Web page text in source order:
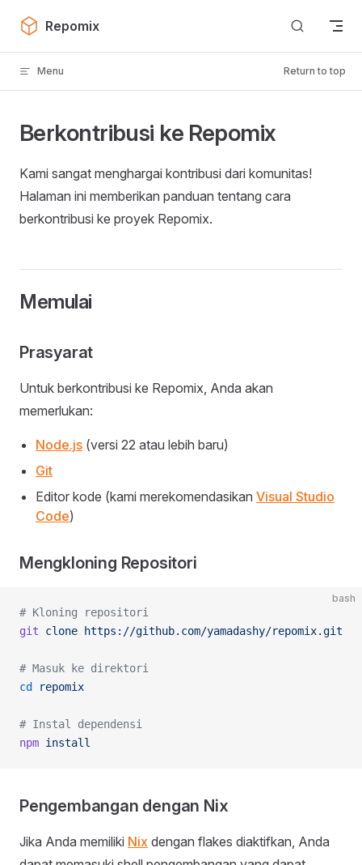
Skip to content
Repomix
Menu Return to top
Berkontribusi ke Repomix
Kami sangat menghargai kontribusi dari komunitas!
Halaman ini memberikan panduan tentang cara
berkontribusi ke proyek Repomix.
Memulai
Prasyarat
Untuk berkontribusi ke Repomix, Anda akan
memerlukan:
Node.js (versi 22 atau lebih baru)
Git
Editor kode (kami merekomendasikan Visual Studio
Code)
Mengkloning Repositori
bash
# Kloning repositori
git clone https://github.com/yamadashy/repomix.git
# Masuk ke direktori
cd
repomix
# Instal dependensi
npm install
Pengembangan dengan Nix
Jika Anda memiliki Nix dengan flakes diaktifkan, Anda